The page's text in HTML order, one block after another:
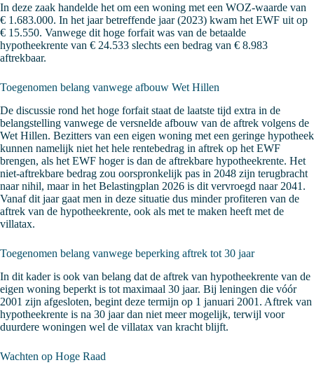
In deze zaak handelde het om een woning met een WOZ-waarde van
€ 1.683.000. In het jaar betreffende jaar (2023) kwam het EWF uit op
€ 15.550. Vanwege dit hoge forfait was van de betaalde
hypotheekrente van € 24.533 slechts een bedrag van € 8.983
aftrekbaar.
Toegenomen belang vanwege afbouw Wet Hillen
De discussie rond het hoge forfait staat de laatste tijd extra in de
belangstelling vanwege de versnelde afbouw van de aftrek volgens de
Wet Hillen. Bezitters van een eigen woning met een geringe hypotheek
kunnen namelijk niet het hele rentebedrag in aftrek op het EWF
brengen, als het EWF hoger is dan de aftrekbare hypotheekrente. Het
niet-aftrekbare bedrag zou oorspronkelijk pas in 2048 zijn terugbracht
naar nihil, maar in het Belastingplan 2026 is dit vervroegd naar 2041.
Vanaf dit jaar gaat men in deze situatie dus minder profiteren van de
aftrek van de hypotheekrente, ook als met te maken heeft met de
villatax.
Toegenomen belang vanwege beperking aftrek tot 30 jaar
In dit kader is ook van belang dat de aftrek van hypotheekrente van de
eigen woning beperkt is tot maximaal 30 jaar. Bij leningen die vóór
2001 zijn afgesloten, begint deze termijn op 1 januari 2001. Aftrek van
hypotheekrente is na 30 jaar dan niet meer mogelijk, terwijl voor
duurdere woningen wel de villatax van kracht blijft.
Wachten op Hoge Raad